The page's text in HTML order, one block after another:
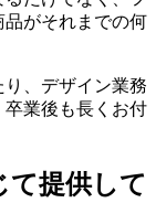
品がそれまでの何
、デザイン業務
卒業後も長くお付
て提供して